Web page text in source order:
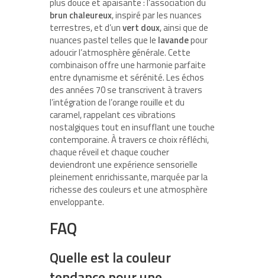
brun chaleureux, inspiré par les nuances
terrestres, et d’unvert doux, ainsi que de
nuances pastel telles que le lavandepour
adoucir l’atmosphère générale. Cette
combinaison offre une harmonie parfaite
entre dynamisme et sérénité. Les échos
des années 70 se transcrivent à travers
l’intégration de l’orange rouille et du
caramel, rappelant ces vibrations
nostalgiques tout en insufflant une touche
contemporaine. À travers ce choix réfléchi,
chaque réveil et chaque coucher
deviendront une expérience sensorielle
pleinement enrichissante, marquée par la
richesse des couleurs et une atmosphère
enveloppante.
FAQ
Quelle est la couleur